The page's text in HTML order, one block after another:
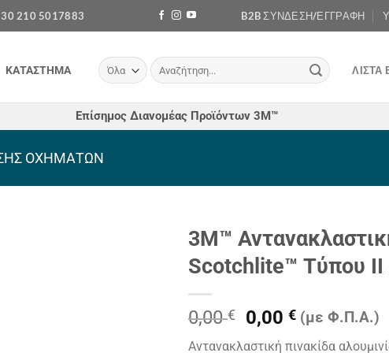
210 5017883 B2B ΣΎΝΔΕΣΗ/ΕΓΓΡΑΦΉ
ΚΑΤΆΣΤΗΜΑ
Αναζήτηση
για:
ΛΊΣΤΑ
Επίσημος Διανομέας Προϊόντων 3Μ™
ΟΧΗΜΆΤΩΝ
3Μ™
Scotchlite™ Τύπου II
0,00€
Original
price
0,00€Η
τρέχουσα
(με Φ.Π.Α.)
Αντανακλαστική πινακίδα